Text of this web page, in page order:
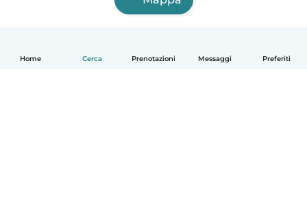
Home Cerca Prenotazioni Messaggi Preferiti